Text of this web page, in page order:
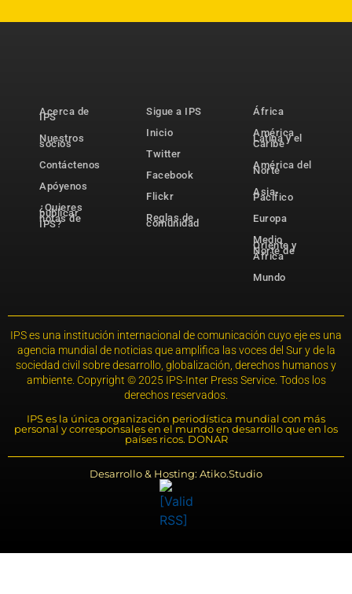
Acerca de
IPS
Nuestros
socios
Contáctenos
Apóyenos
¿Quieres
publicar
notas de
IPS?
Sigue a IPS
Inicio
Twitter
Facebook
Flickr
Reglas de
comunidad
África
América
Latina y el
Caribe
América del
Norte
Asia-
Pacífico
Europa
Medio
Oriente y
Norte de
África
Mundo
IPS es una institución internacional de comunicación cuyo eje es una
agencia mundial de noticias que amplifica las voces del Sur y de la
sociedad civil sobre desarrollo, globalización, derechos humanos y
ambiente. Copyright © 2025 IPS-Inter Press Service. Todos los
derechos reservados.
IPS es la única organización periodística mundial con más
personal y corresponsales en el mundo en desarrollo que en los
países ricos. DONAR
Desarrollo & Hosting: Atiko.Studio